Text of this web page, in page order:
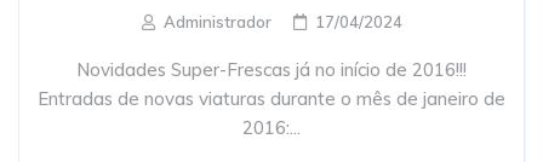
Administrador 17/04/2024
Novidades Super-Frescas já no início de 2016!!!
Entradas de novas viaturas durante o mês de janeiro de
2016:...